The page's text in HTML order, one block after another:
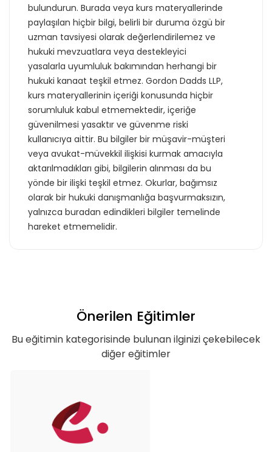
bulundurun. Burada veya kurs materyallerinde
paylaşılan hiçbir bilgi, belirli bir duruma özgü bir
uzman tavsiyesi olarak değerlendirilemez ve
hukuki mevzuatlara veya destekleyici
yasalarla uyumluluk bakımından herhangi bir
hukuki kanaat teşkil etmez. Gordon Dadds LLP,
kurs materyallerinin içeriği konusunda hiçbir
sorumluluk kabul etmemektedir, içeriğe
güvenilmesi yasaktır ve güvenme riski
kullanıcıya aittir. Bu bilgiler bir müşavir-müşteri
veya avukat-müvekkil ilişkisi kurmak amacıyla
aktarılmadıkları gibi, bilgilerin alınması da bu
yönde bir ilişki teşkil etmez. Okurlar, bağımsız
olarak bir hukuki danışmanlığa başvurmaksızın,
yalnızca buradan edindikleri bilgiler temelinde
hareket etmemelidir.
Önerilen Eğitimler
Bu eğitimin kategorisinde bulunan ilginizi çekebilecek
diğer eğitimler
ulaştın!
Teklif listende 50 adet eğitim bulunuyor. Bu
eğitimlere paket aboneliği alarak daha
Basic